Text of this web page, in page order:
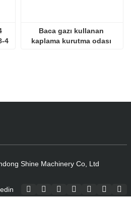
4
Baca gazı kullanan
kaplama kurutma odası
Shine Machinery Co, Ltd